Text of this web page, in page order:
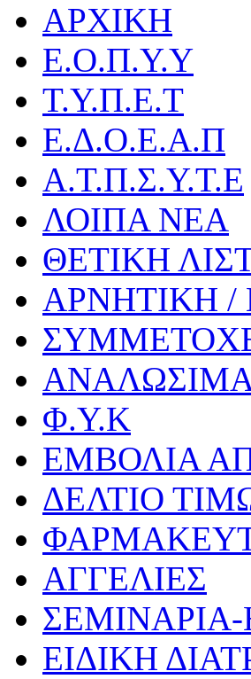
ΑΡΧΙΚΗ
Ε.Ο.Π.Υ.Υ
Τ.Υ.Π.Ε.Τ
Ε.Δ.Ο.Ε.Α.Π
Α.Τ.Π.Σ.Υ.Τ.Ε
ΛΟΙΠΑ ΝΕΑ
ΘΕΤΙΚΗ
ΑΡΝΗΤΙΚΗ
Φ.Υ.Κ
ΕΜΒΟΛΙΑ
ΔΕΛΤΙΟ
ΑΓΓΕΛΙΕΣ
ΕΙΔΙΚΗ